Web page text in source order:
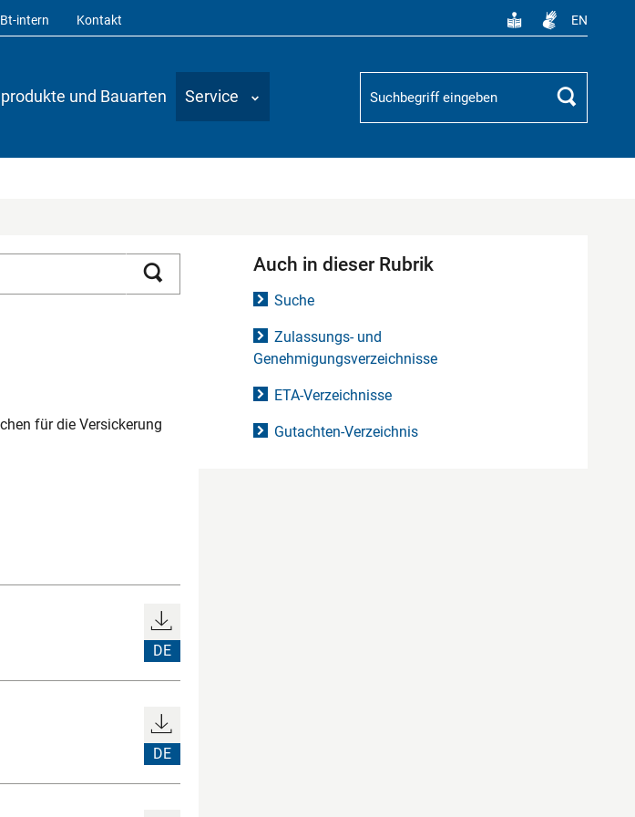
intern Kontakt EN
und Bauarten Service
Suchbegriff
Suchen
für die Versickerung
DE
DE
Auch in dieser Rubrik
Suche
Zulassungs- und
Genehmigungsverzeichnisse
ETA-Verzeichnisse
Gutachten-Verzeichnis